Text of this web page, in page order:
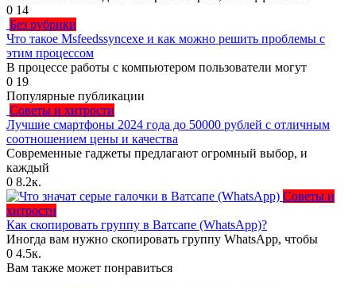
0 14
Без рубрики
Что такое Msfeedssyncexe и как можно решить проблемы с
этим процессом
В процессе работы с компьютером пользователи могут
0 19
Популярные публикации
Советы и хитрости
Лучшие смартфоны 2024 года до 50000 рублей с отличным
соотношением цены и качества
Современные гаджеты предлагают огромный выбор, и
каждый
0 8.2к.
Советы и
хитрости
Как скопировать группу в Ватсапе (WhatsApp)?
Иногда вам нужно скопировать группу WhatsApp, чтобы
0 4.5к.
Вам также может понравиться